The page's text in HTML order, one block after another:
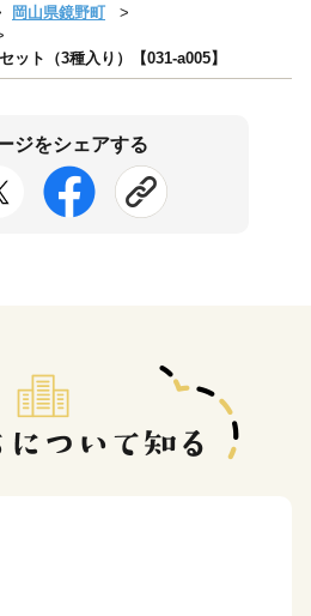
岡山県鏡野町
ット（3種入り）【031-a005】
ジをシェアする